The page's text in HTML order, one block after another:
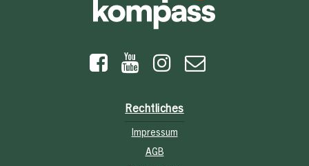
Rechtliches
Impressum
AGB